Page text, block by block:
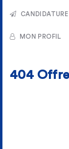
MON PROFIL
404